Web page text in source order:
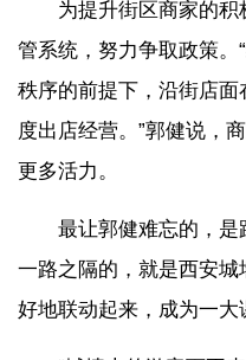
为提升街区商家的
管系统，努力争取政策。
秩序的前提下，沿街店
度出店经营。”郭健说，
更多活力。
最让郭健难忘的，
一路之隔的，就是西安
好地联动起来，成为一大